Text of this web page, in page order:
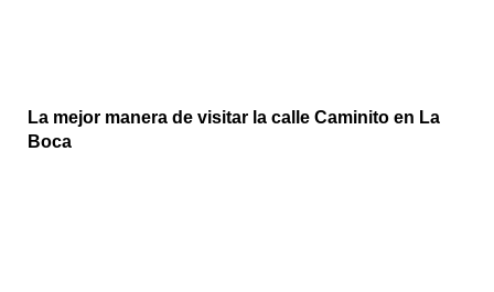
La mejor manera de visitar la calle Caminito en La
Boca